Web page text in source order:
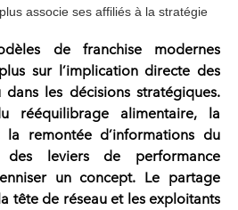
associe ses affiliés à la stratégie
de franchisemodernes
sur l’implication directe des
dans les décisions stratégiques.
rééquilibrage alimentaire, la
remontée d’informations du
des leviers de performance
un concept. Le partage
tête de réseauet les exploitants